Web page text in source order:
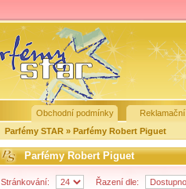
Obchodní podmínky
Parfémy STAR » Parfémy Robert Piguet
Parfémy Robert Piguet
Stránkování: Řazení dle: